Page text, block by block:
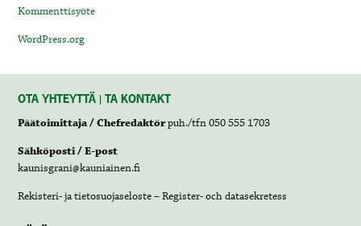
Kommenttisyöte
WordPress.org
OTA YHTEYTTÄ | TA KONTAKT
Päätoimittaja / Chefredaktörpuh./tfn 050 555 1703
Sähköposti / E-post
kaunisgrani@kauniainen.fi
Rekisteri- ja tietosuojaseloste – Register- och datasekretess